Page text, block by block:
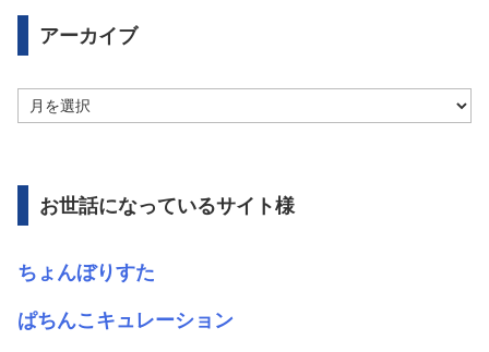
アーカイブ
ー
ブ
お世話になっているサイト様
ちょんぼりすた
ぱちんこキュレーション